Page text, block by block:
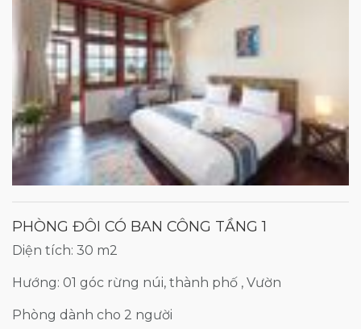
PHÒNG ĐÔI CÓ BAN CÔNG TẦNG 1
Diện tích: 30 m2
Hướng: 01 góc rừng núi, thành phố , Vườn
Phòng dành cho 2 người